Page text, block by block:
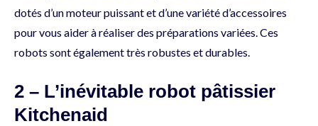
dotés d’un moteur puissant et d’une variété d’accessoires
pour vous aider à réaliser des préparations variées. Ces
robots sont également très robustes et durables.
2 – L’inévitable robot pâtissier
Kitchenaid